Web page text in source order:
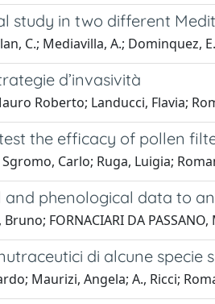
study in two different
C.; Mediavilla, A.; Dominquez,
d’invasività
Roberto; Landucci, Flavia;
the efficacy of pollen
Carlo; Ruga, Luigia;
phenological data to
FORNACIARI DA PASSANO,
di alcune specie
Maurizi, Angela; A., Ricci;